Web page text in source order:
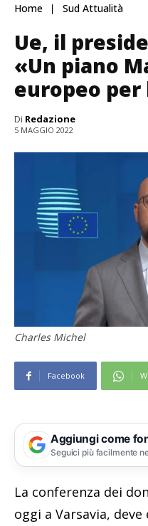
Home Sud Attualità
Ue, il
«Un piano
europeo per
Di Redazione
5 MAGGIO 2022
Charles Michel
Facebook
Aggiungi come
Seguici più facilmente
La conferenza dei
oggi a Varsavia,